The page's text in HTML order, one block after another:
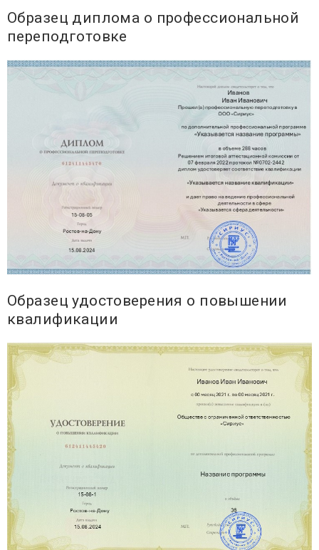
Образец диплома о профессиональной
переподготовке
Образец удостоверения о повышении
квалификации